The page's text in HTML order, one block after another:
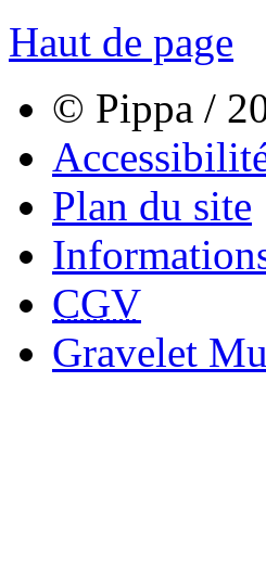
Haut de page
© Pippa /
Plan du site
CGV
Gravelet